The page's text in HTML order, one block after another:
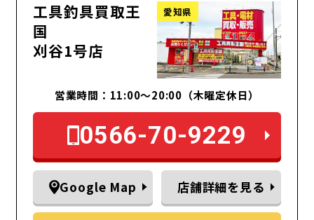
工具釣具買取王
国
刈谷1号店
愛知県
営業時間：11:00～20:00（木曜定休日）
0566-70-9229
Google Map 店舗詳細を見る